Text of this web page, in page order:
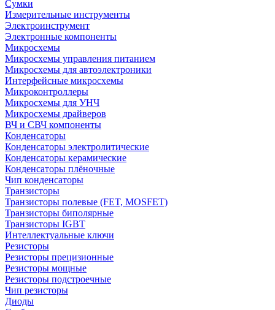
Сумки
Измерительные инструменты
Электроинструмент
Электронные компоненты
Микросхемы
Микросхемы управления питанием
Микросхемы для автоэлектроники
Интерфейсные микросхемы
Микроконтроллеры
Микросхемы для УНЧ
Микросхемы драйверов
ВЧ и СВЧ компоненты
Конденсаторы
Конденсаторы электролитические
Конденсаторы керамические
Конденсаторы плёночные
Чип конденсаторы
Транзисторы
Транзисторы полевые (FET, MOSFET)
Транзисторы биполярные
Транзисторы IGBT
Интеллектуальные ключи
Резисторы
Резисторы прецизионные
Резисторы мощные
Резисторы подстроечные
Чип резисторы
Диоды